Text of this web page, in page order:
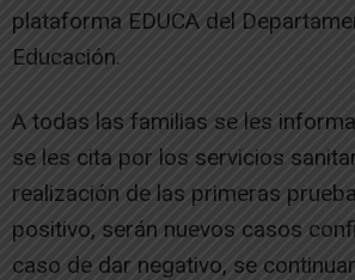
plataforma EDUCA del
Educación.
A todas las familias se les
se les cita por los servicios
realización de las primeras
positivo, serán nuevos casos
caso de dar negativo, se